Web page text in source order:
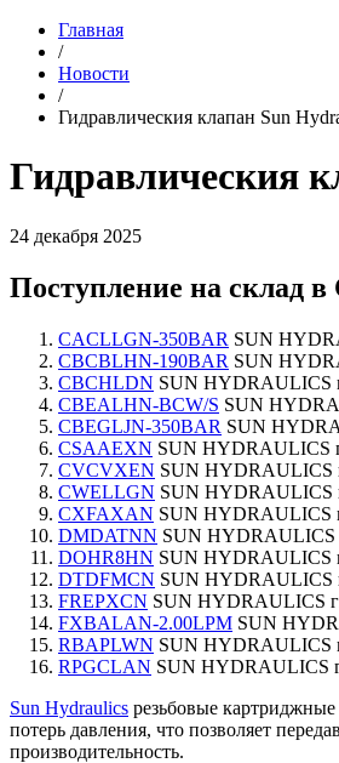
Главная
/
Новости
/
Гидравлическия клапан Sun
Гидравлическия
24 декабря 2025
Поступление на склад
CACLLGN-350BAR SUN
CBCBLHN-190BAR SUN
CBCHLDN SUN
CBEALHN-BCW/S SUN
CBEGLJN-350BAR SUN
CSAAEXN SUN HYDRAULICS
CVCVXEN SUN
CWELLGN SUN
CXFAXAN SUN HYDRAULICS
DMDATNN SUN
DOHR8HN SUN
DTDFMCN SUN
FREPXCN SUN HYDRAULICS
FXBALAN-2.00LPM SUN
RBAPLWN SUN
RPGCLAN SUN HYDRAULICS
Sun Hydraulics резьбовые
потерь давления, что позволяет
производительность.